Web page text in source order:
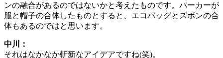
ンの融合があるのではないかと考えたものです。パーカーが
服と帽子の合体したものとすると、エコバッグとズボンの合
体もあるのではと思います。
中川：
それはなかなか斬新なアイデアですね(笑)。